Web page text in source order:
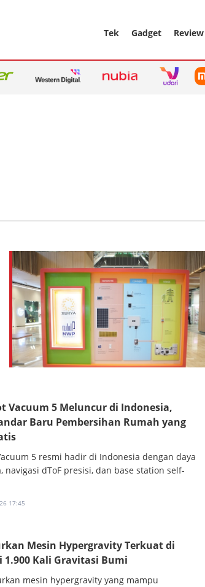
Tek Gadget Review
Vacuum 5 Meluncur di Indonesia,
Baru Pembersihan Rumah yang
5 resmi hadir di Indonesia dengan daya
navigasi dToF presisi, dan base station self-
17:45
Mesin Hypergravity Terkuat di
1.900 Kali Gravitasi Bumi
mesin hypergravity yang mampu